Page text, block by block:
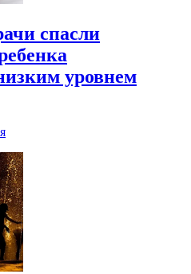
спасли
уровнем